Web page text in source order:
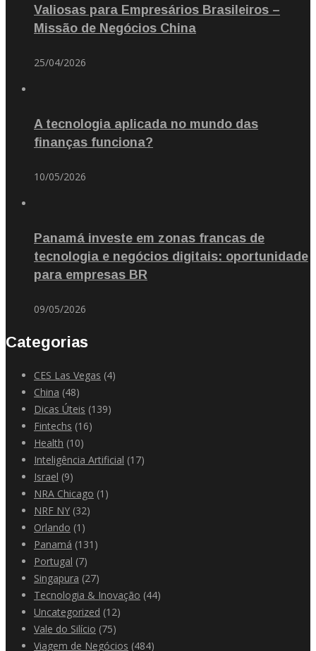
Valiosas para Empresários Brasileiros –
Missão de Negócios China
25/04/2026
A tecnologia aplicada no mundo das
finanças funciona?
10/05/2026
Panamá investe em zonas francas de
tecnologia e negócios digitais: oportunidade
para empresas BR
09/05/2026
Categorias
CES Las Vegas (4)
China (48)
Dicas Úteis (139)
Fintechs (16)
Health (10)
Inteligência Artificial (17)
Israel (9)
NRA Chicago (1)
NRF NY (32)
Orlando (1)
Panamá (131)
Portugal (7)
Singapura (27)
Tecnologia & Inovação (44)
Uncategorized (12)
Vale do Silício (75)
Viagem de Negócios (484)